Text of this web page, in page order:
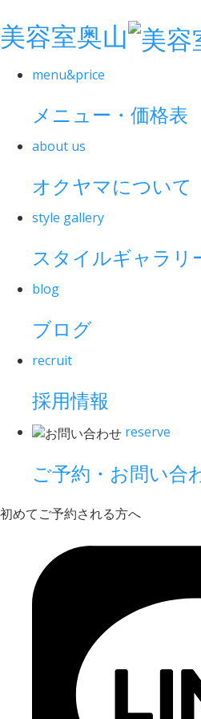
美容室奥山
menu&price
メニュー・価格表
about us
オクヤマについて
style gallery
スタイルギャラリ
blog
ブログ
recruit
採用情報
reserve
ご予約・お問い合
初めてご予約される方へ